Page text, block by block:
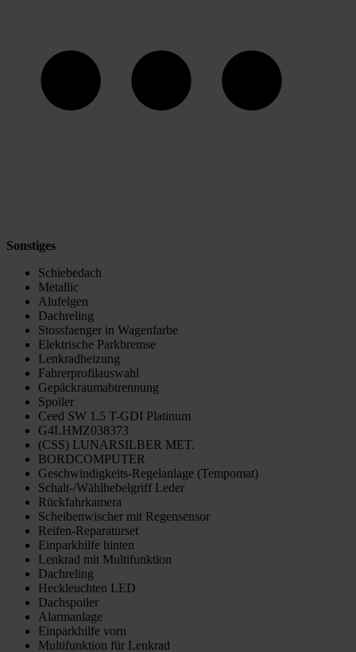
Sonstiges
Schiebedach
Metallic
Alufelgen
Dachreling
Stossfaenger in Wagenfarbe
Elektrische Parkbremse
Lenkradheizung
Fahrerprofilauswahl
Gepäckraumabtrennung
Spoiler
Ceed SW 1.5 T-GDI Platinum
G4LHMZ038373
(CSS) LUNARSILBER MET.
BORDCOMPUTER
Geschwindigkeits-Regelanlage (Tempomat)
Schalt-/Wählhebelgriff Leder
Rückfahrkamera
Scheibenwischer mit Regensensor
Reifen-Reparaturset
Einparkhilfe hinten
Lenkrad mit Multifunktion
Dachreling
Heckleuchten LED
Dachspoiler
Alarmanlage
Einparkhilfe vorn
Multifunktion für Lenkrad